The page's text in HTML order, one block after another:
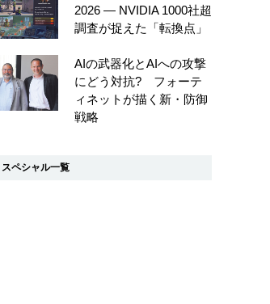
2026 ― NVIDIA 1000社超
調査が捉えた「転換点」
AIの武器化とAIへの攻撃
にどう対抗? フォーテ
ィネットが描く新・防御
戦略
スペシャル一覧